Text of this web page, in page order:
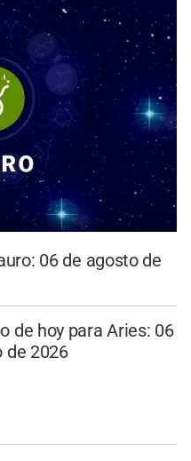
06 de agosto de
de hoy para Aries: 06
de 2026